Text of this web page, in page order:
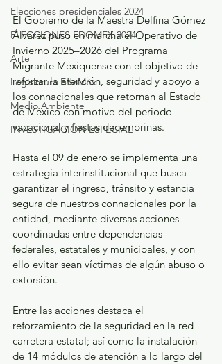
Elecciones presidenciales 2024
ELECCIONES EDOMEX 2024
Arte
Legislatura EdoMéx
Medio Ambiente
INVESTIGACIÓN ESPECIAL
El Gobierno de la Maestra Delfina Gómez
Álvarez puso en marcha el Operativo de
Invierno 2025–2026 del Programa
Migrante Mexiquense con el objetivo de
reforzar la atención, seguridad y apoyo a
los connacionales que retornan al Estado
de México con motivo del periodo
vacacional y fiestas decembrinas.
Hasta el 09 de enero se implementa una
estrategia interinstitucional que busca
garantizar el ingreso, tránsito y estancia
segura de nuestros connacionales por la
entidad, mediante diversas acciones
coordinadas entre dependencias
federales, estatales y municipales, y con
ello evitar sean víctimas de algún abuso o
extorsión.
Entre las acciones destaca el
reforzamiento de la seguridad en la red
carretera estatal; así como la instalación
de 14 módulos de atención a lo largo del